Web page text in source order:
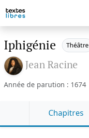
Iphigénie Théâtre
Jean Racine
Année de parution : 1674
Chapitres